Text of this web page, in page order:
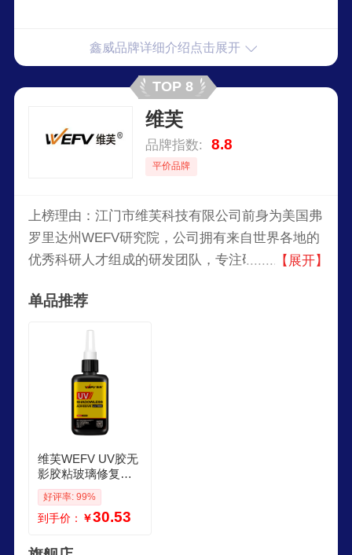
鑫威品牌详细介绍点击展开
TOP 8
维芙
品牌指数: 8.8
平价品牌
上榜理由：江门市维芙科技有限公司前身为美国弗
罗里达州WEFV研究院，公司拥有来自世界各地的
优秀科研人才组成的研发团队，专注研究家装化学
人们提供美观、耐用、环保的家装产品。品牌主要
【展开】
单品推荐
维芙WEFV UV胶无
影胶粘玻璃修复滴
胶茶几金属奖杯粘
合剂专用无痕胶水
好评率: 99%
到手价： ￥30.53